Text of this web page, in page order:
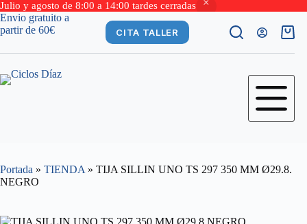
Julio y agosto de 8:00 a 14:00 tardes cerradas
Saltar
al
Envio gratuito a
partir de 60€
CITA TALLER
Carro
Portada » TIENDA » TIJA SILLIN UNO TS 297 350 MM Ø29.8.
NEGRO